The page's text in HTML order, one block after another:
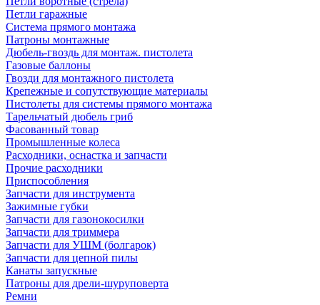
Петли гаражные
Система прямого монтажа
Патроны монтажные
Дюбель-гвоздь для монтаж. пистолета
Газовые баллоны
Гвозди для монтажного пистолета
Крепежные и сопутствующие материалы
Пистолеты для системы прямого монтажа
Тарельчатый дюбель гриб
Фасованный товар
Промышленные колеса
Расходники, оснастка и запчасти
Прочие расходники
Приспособления
Запчасти для инструмента
Зажимные губки
Запчасти для газонокосилки
Запчасти для триммера
Запчасти для УШМ (болгарок)
Запчасти для цепной пилы
Канаты запускные
Патроны для дрели-шуруповерта
Ремни